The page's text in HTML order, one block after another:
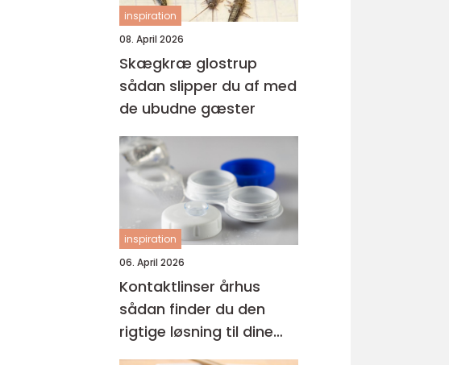
inspiration
08. April 2026
Skægkræ glostrup
sådan slipper du af med
de ubudne gæster
inspiration
06. April 2026
Kontaktlinser århus
sådan finder du den
rigtige løsning til dine
øjne